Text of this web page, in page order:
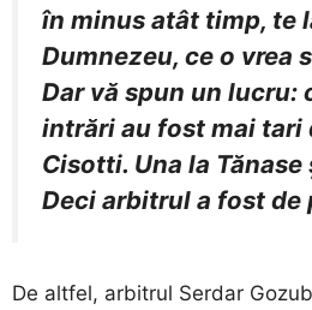
în minus atât timp, te
Dumnezeu, ce o vrea
Dar vă spun un lucru:
intrări au fost mai tari
Cisotti. Una la Tănase
Deci arbitrul a fost de
De altfel, arbitrul Serdar